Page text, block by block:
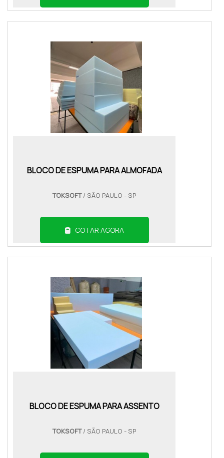
BLOCO DE ESPUMA PARA ALMOFADA
TOKSOFT/ SÃO PAULO - SP
COTAR AGORA
BLOCO DE ESPUMA PARA ASSENTO
TOKSOFT/ SÃO PAULO - SP